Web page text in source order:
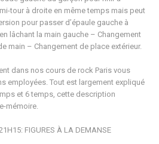
tour à droite en même temps mais peut
pour passer d’épaule gauche à
lâchant la main gauche – Changement
main – Changement de place extérieur.
dans nos cours de rock Paris vous
employées. Tout est largement expliqué
et 6 temps, cette description
mémoire.
FIGURES À LA DEMANSE